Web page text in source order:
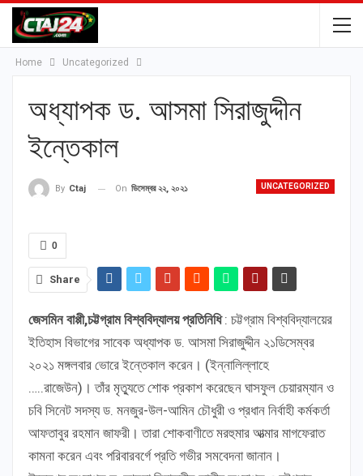
Home Uncategorized
অধ্যাপক ড. আসমা সিরাজুদ্দীন
ইন্তেকাল
UNCATEGORIZED
By Ctaj On ডিসেম্বর ২২, ২০২১
0
Share
জেসমিন বাপ্পী,চট্টগ্রাম বিশ্ববিদ্যালয় প্রতিনিধি: চট্টগ্রাম বিশ্ববিদ্যালয়ের
ইতিহাস বিভাগের সাবেক অধ্যাপক ড. আসমা সিরাজুদ্দীন ২১ডিসেম্বর
২০২১ মঙ্গলবার ভোরে ইন্তেকাল করেন। (ইন্নালিল্লাহে
…..রাজেউন)। তাঁর মৃত্যুতে শোক প্রকাশ করেছেন ঘাসফুল চেয়ারম্যান ও
চবি সিনেট সদস্য ড. মনজুর-উল-আমিন চৌধুরী ও প্রধান নির্বাহী কর্মকর্তা
আফতাবুর রহমান জাফরী। তারা শোকবাণীতে মরহুমার আত্মার মাগফেরাত
কামনা করেন এবং পরিবারবর্গে প্রতি গভীর সমবেদনা জানান।